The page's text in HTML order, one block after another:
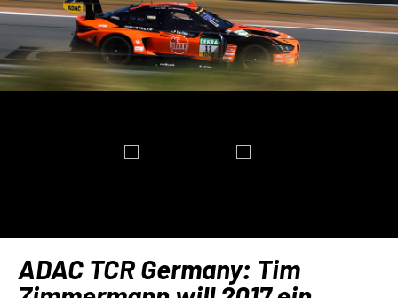
ADAC TCR Germany: Tim